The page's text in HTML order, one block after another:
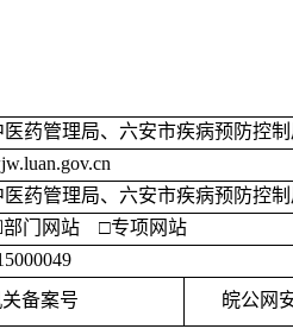
医药管理局、六安市疾病预防控
医药管理局、六安市疾病预防控
部门网站 □专项网站
备案号 皖公网